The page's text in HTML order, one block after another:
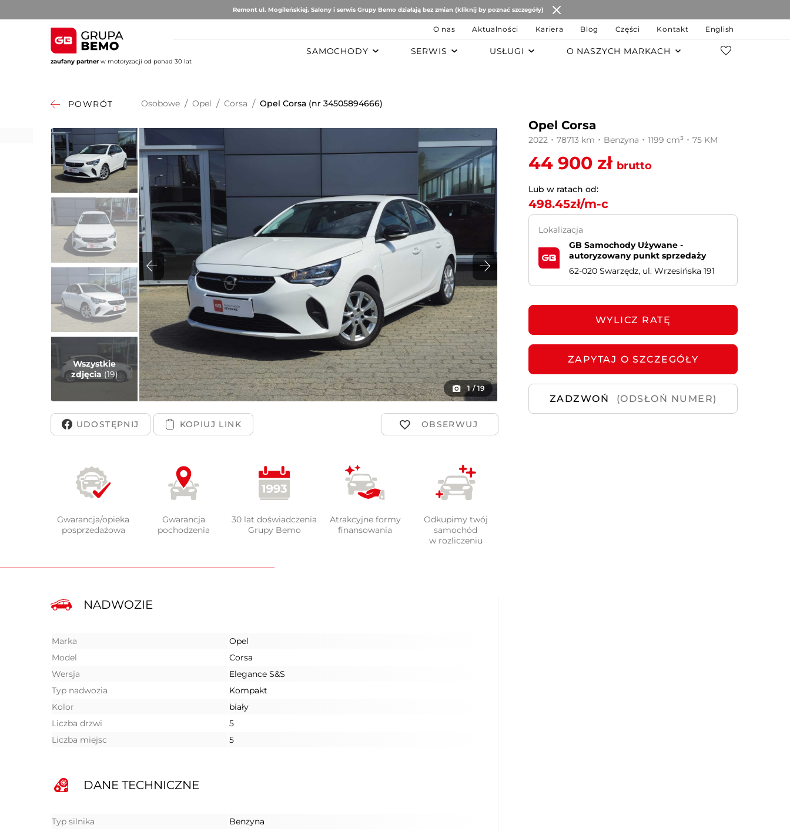
Remont ul. Mogileńskiej. Salony i serwis Grupy Bemo działają bez zmian (kliknij by poznać szczegóły)
zaufany partner w motoryzacji od ponad 30 lat
O nas Aktualności Kariera Blog Części Kontakt English
SAMOCHODY SERWIS USŁUGI O NASZYCH MARKACH
AUTO BRUNO
Volvo Alfa Romeo
DS Automobiles
Fiat
Jeep
Opel
Peugeot
Mercedes-Benz
Mazda JAC Motors
OMODA
LEVC
POWRÓT Osobowe / Opel / Corsa / Opel Corsa (nr 34505894666)
Wszystkie
zdjęcia (19)
1 / 19
UDOSTĘPNIJ
Gwarancja/opieka
posprzedażowa
Gwarancja
pochodzenia
30 lat doświadczenia
Grupy Bemo
Atrakcyjne formy
finansowania
Odkupimy twój
samochód
w rozliczeniu
NADWOZIE
Marka
Opel
Model
Corsa
Wersja
Elegance S&S
Typ nadwozia
Kompakt
Kolor
biały
Liczba drzwi
5
Liczba miejsc
5
DANE TECHNICZNE
Typ silnika
Benzyna
Opel Corsa
2022 ･ 78713 km ･ Benzyna ･ 1199 cm³ ･ 75 KM
44 900 zł brutto
Lub w ratach od:
498.45zł/m-c
Lokalizacja
GB Samochody Używane -
autoryzowany punkt sprzedaży
62-020 Swarzędz, ul. Wrzesińska 191
WYLICZ RATĘ
ZAPYTAJ O SZCZEGÓŁY
ZADZWOŃ (ODSŁOŃ NUMER)